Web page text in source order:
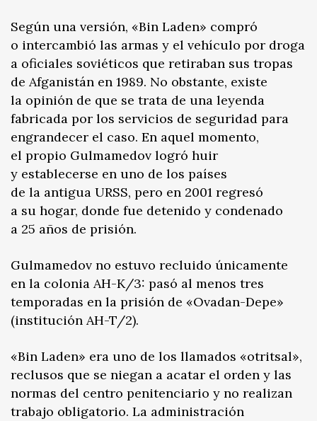
Según una versión, «Bin Laden» compró
o intercambió las armas y el vehículo por droga
a oficiales soviéticos que retiraban sus tropas
de Afganistán en 1989. No obstante, existe
la opinión de que se trata de una leyenda
fabricada por los servicios de seguridad para
engrandecer el caso. En aquel momento,
el propio Gulmamedov logró huir
y establecerse en uno de los países
de la antigua URSS, pero en 2001 regresó
a su hogar, donde fue detenido y condenado
a 25 años de prisión.
Gulmamedov no estuvo recluido únicamente
en la colonia AH-К/3: pasó al menos tres
temporadas en la prisión de «Ovadan-Depe»
(institución AH-T/2).
«Bin Laden» era uno de los llamados «otritsal»,
reclusos que se niegan a acatar el orden y las
normas del centro penitenciario y no realizan
trabajo obligatorio. La administración